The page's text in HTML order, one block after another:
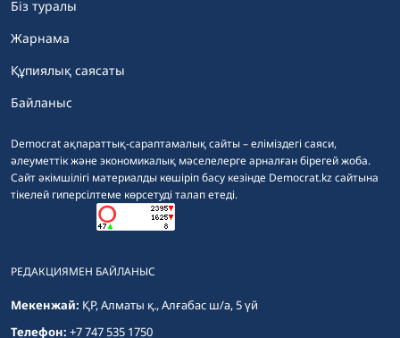
Democrat ақпараттық-сараптамалық сайты – еліміздегі саяси,
әлеуметтік және экономикалық мәселелерге арналған бірегей жоба.
Сайт әкімшілігі материалды көшіріп басу кезінде Democrat.kz сайтына
тікелей гиперсілтеме көрсетуді талап етеді.
Біз туралы
Жарнама
Құпиялық саясаты
Байланыс
РЕДАКЦИЯМЕН БАЙЛАНЫС
Мекенжай: ҚР, Алматы қ., Алғабас ш/а, 5 үй
Телефон: +7 747 535 1750